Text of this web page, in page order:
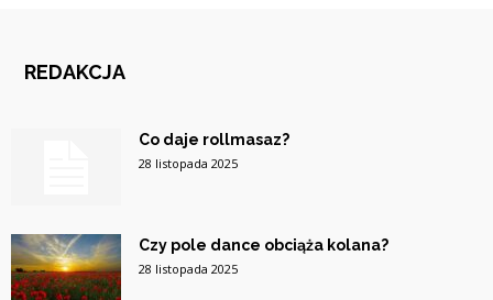
REDAKCJA
Co daje rollmasaz?
28 listopada 2025
Czy pole dance obciąża kolana?
28 listopada 2025